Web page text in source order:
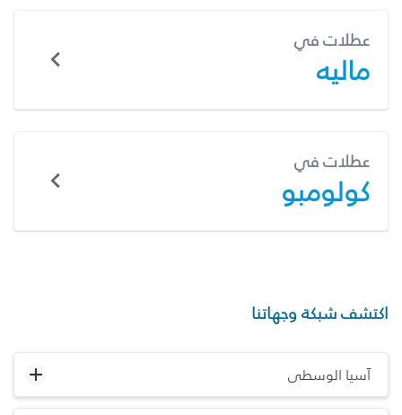
عطلات في
ماليه
عطلات في
كولومبو
اكتشف شبكة وجهاتنا
آسيا الوسطى